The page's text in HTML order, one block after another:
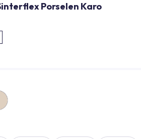
Porselen Karo